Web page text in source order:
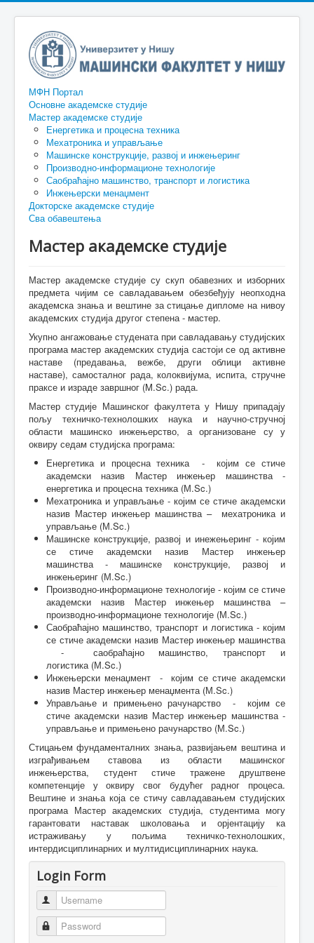
МФН Портал
Основне академске студије
Мастер академске студије
Енергетика и процесна техника
Мехатроника и управљање
Машинске конструкције, развој и инжењеринг
Производно-информационе технологије
Саобраћајно машинство, транспорт и логистика
Инжењерски менаџмент
Докторске академске студије
Сва обавештења
Мастер академске студије
Мастер академске студије су скуп обавезних и изборних
предмета чијим се савладавањем обезбеђују неопходна
академска знања и вештине за стицање дипломе на нивоу
академских студија другог степена - мастер.
Укупно ангажовање студената при савладавању студијских
програма мастер академских студија састоји се од активне
наставе (предавања, вежбе, други облици активне
наставе), самосталног рада, колоквијума, испита, стручне
праксе и израде завршног (M.Sc.) рада.
Мастер студије Машинског факултета у Нишу припадају
пољу техничко-технолошких наука и научно-стручној
области машинско инжењерство, а организоване су у
оквиру седам студијска програма:
Енергетика и процесна техника - којим се стиче
академски назив Мастер инжењер машинства -
енергетика и процесна техника (М.Sc.)
Мехатроника и управљање - којим се стиче академски
назив Мастер инжењер машинства – мехатроника и
управљање (М.Sc.)
Машинске конструкције, развој и инежењеринг - којим
се стиче академски назив Мастер инжењер
машинства - машинске конструкције, развој и
инжењеринг (М.Sc.)
Производно-информационе технологије - којим се стиче
академски назив Мастер инжењер машинства –
производно-информационе технологије (М.Sc.)
Саобраћајно машинство, транспорт и логистика - којим
се стиче академски назив Мастер инжењер машинства
- саобраћајно машинство, транспорт и
логистика (М.Sc.)
Инжењерски менаџмент - којим се стиче академски
назив Мастер инжењер менаџмента (М.Sc.)
Управљање и примењено рачунарство - којим се
стиче академски назив Мастер инжењер машинства -
управљање и примењено рачунарство (М.Sc.)
Стицањем фундаменталних знања, развијањем вештина и
изграђивањем ставова из области машинског
инжењерства, студент стиче тражене друштвене
компетенције у оквиру свог будућег радног процеса.
Вештине и знања која се стичу савладавањем студијских
програма Мастер академских студија, студентима могу
гарантовати наставак школовања и орјентацију ка
истраживању у пољима техничко-технолошких,
интердисциплинарних и мултидисциплинарних наука.
Login Form
Username
Password